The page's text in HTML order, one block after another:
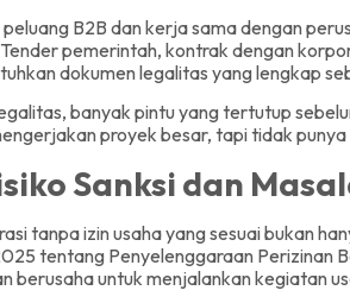
B2B dan kerja sama dengan
pemerintah, kontrak dengan
dokumen legalitas yang lengkap
banyak pintu yang tertutup
proyek besar, tapi tidak
Sanksi dan
tanpa izin usaha yang sesuai bukan
tentang Penyelenggaraan Perizinan
berusaha untuk menjalankan kegiatan